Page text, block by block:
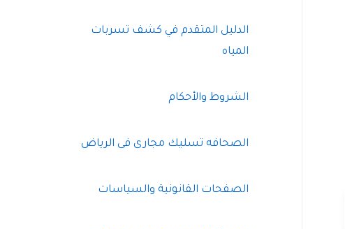
الدليل المتقدم في كشف تسربات
المياه
الشروط والأحكام
الصحافه تسليك مجارى فى الرياض
الصفحات القانونية والسياسات